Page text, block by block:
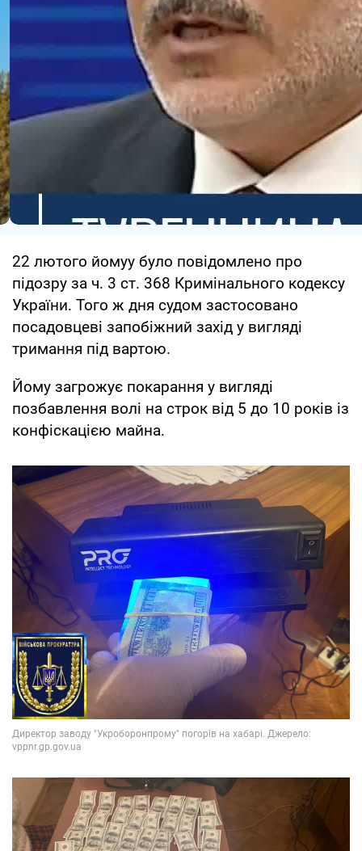
22 лютого йомуу було повідомлено про
підозру за ч. 3 ст. 368 Кримінального кодексу
України. Того ж дня судом застосовано
посадовцеві запобіжний захід у вигляді
тримання під вартою.
Йому загрожує покарання у вигляді
позбавлення волі на строк від 5 до 10 років із
конфіскацією майна.